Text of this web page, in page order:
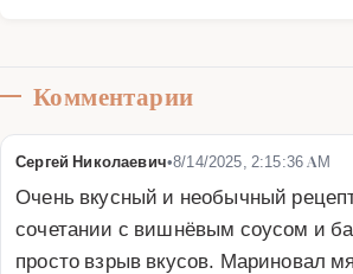
Комментарии
Сергей Николаевич•8/14/2025, 2:15:36 AM
Очень вкусный и необычный
сочетании с вишнёвым соусом и
просто взрыв вкусов. Мариновал